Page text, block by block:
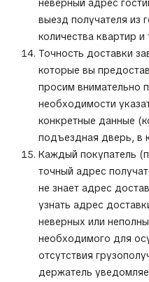
неверный адрес
выезд получателя из
количества квартир и
Точность доставки
которые вы
просим внимательно
необходимости
конкретные данные
подъездная дверь, в
Каждый покупатель
точный адрес
не знает адрес
узнать адрес
неверных или
необходимого для
отсутствия
держатель